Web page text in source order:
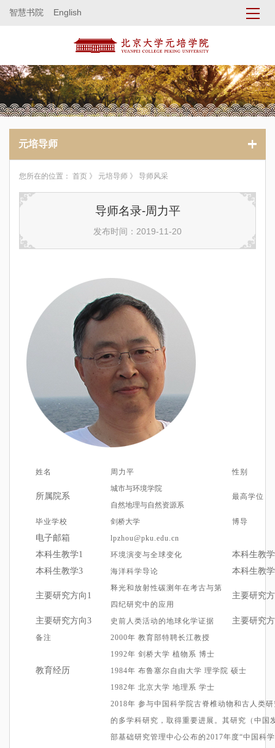
智慧书院 English
元培导师
您所在的位置： 首页 》 元培导师 》 导师风采
导师名录-周力平
发布时间：2019-11-20
姓名 周力平 性别
所属院系
城市与环境学院
自然地理与自然资源系
最高学位
毕业学校 剑桥大学 博导
电子邮箱 lpzhou@pku.edu.cn
本科生教学1 环境演变与全球变化
本科生教学
本科生教学3 海洋科学导论 本科生教学
主要研究方向1
释光和放射性碳测年在考古与第
四纪研究中的应用
主要研究
主要研究方向3 史前人类活动的地球化学证据 主要研究
备注 2000年 教育部特聘长江教授
教育经历
1992年 剑桥大学 植物系 博士
1984年 布鲁塞尔自由大学 理学院 硕士
1982年 北京大学 地理系 学士
2018年 参与中国科学院古脊椎动物和古人类
的多学科研究，取得重要进展。其研究（中国
部基础研究管理中心公布的2017年度“中国科